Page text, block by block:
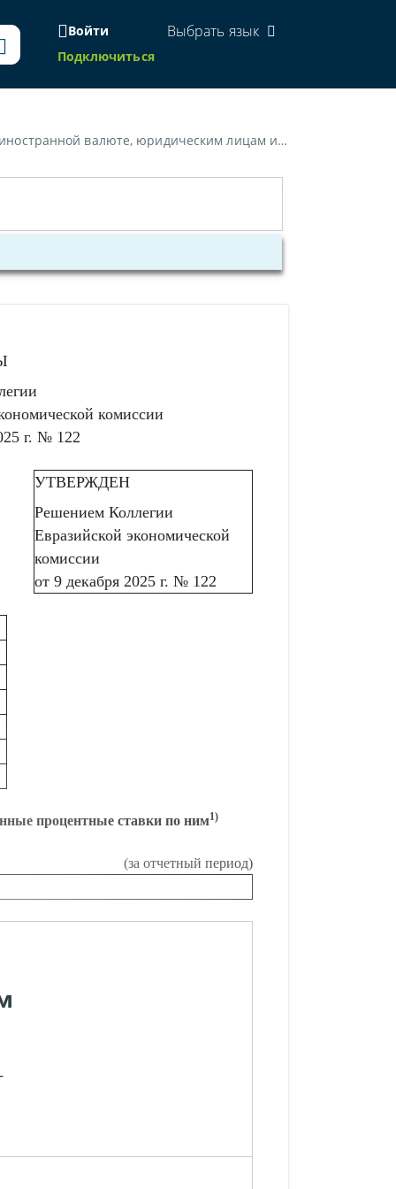
Войти
Подключиться
Выбрать язык
лицам и средневзвешенные процентные ставки по ним"»
комиссии
г. № 122
УТВЕРЖДЕН
Решением Коллегии
Евразийской экономической
комиссии
от 9 декабря 2025 г. № 122
процентные ставки по ним1)
(за отчетный период)